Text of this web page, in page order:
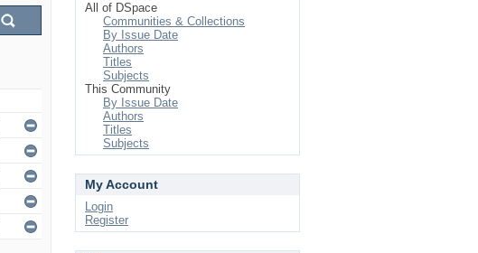
All of DSpace
Communities & Collections
By Issue Date
Authors
Titles
Subjects
This Community
By Issue Date
Authors
Titles
Subjects
My Account
Login
Register